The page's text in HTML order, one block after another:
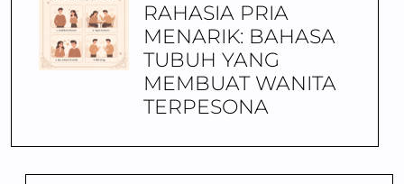
RAHASIA PRIA
MENARIK: BAHASA
TUBUH YANG
MEMBUAT WANITA
TERPESONA